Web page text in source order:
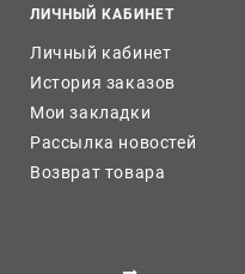
ЛИЧНЫЙ КАБИНЕТ
Личный кабинет
История заказов
Мои закладки
Рассылка новостей
Возврат товара